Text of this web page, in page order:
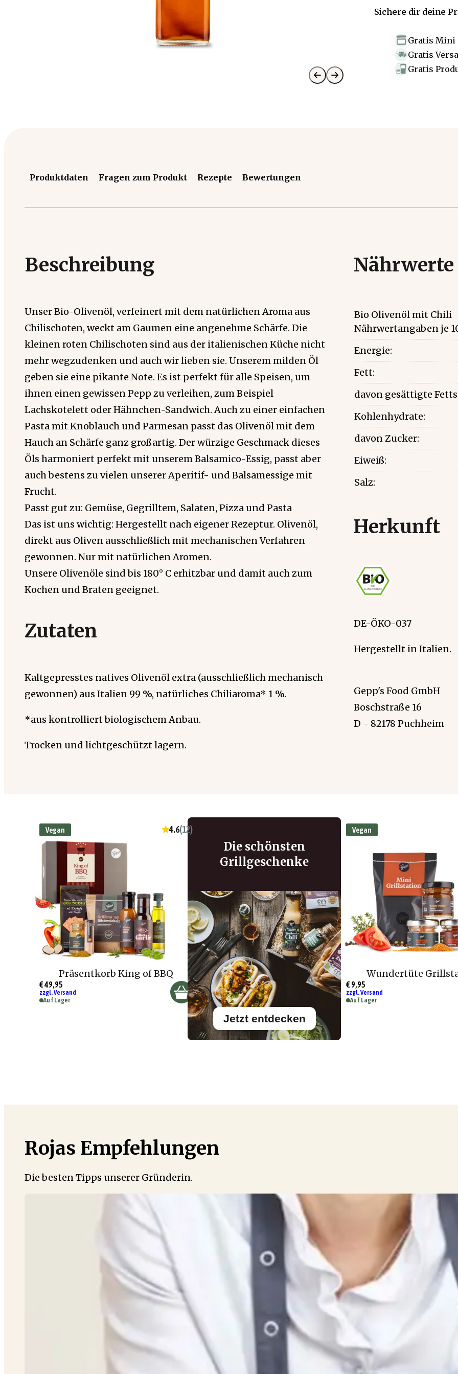
Sichere dir deine
Gratis Mini
Gratis
Gratis
Produktdaten Fragen zum Produkt Rezepte Bewertungen
Beschreibung
Unser Bio-Olivenöl, verfeinert mit dem natürlichen Aroma aus
Chilischoten, weckt am Gaumen eine angenehme Schärfe. Die
kleinen roten Chilischoten sind aus der italienischen Küche nicht
mehr wegzudenken und auch wir lieben sie. Unserem milden Öl
geben sie eine pikante Note. Es ist perfekt für alle Speisen, um
ihnen einen gewissen Pepp zu verleihen, zum Beispiel
Lachskotelett oder Hähnchen-Sandwich. Auch zu einer einfachen
Pasta mit Knoblauch und Parmesan passt das Olivenöl mit dem
Hauch an Schärfe ganz großartig. Der würzige Geschmack dieses
Öls harmoniert perfekt mit unserem Balsamico-Essig, passt aber
auch bestens zu vielen unserer Aperitif- und Balsamessige mit
Frucht.
Passt gut zu: Gemüse, Gegrilltem, Salaten, Pizza und Pasta
Das ist uns wichtig: Hergestellt nach eigener Rezeptur. Olivenöl,
direkt aus Oliven ausschließlich mit mechanischen Verfahren
gewonnen. Nur mit natürlichen Aromen.
Unsere Olivenöle sind bis 180° C erhitzbar und damit auch zum
Kochen und Braten geeignet.
Zutaten
Kaltgepresstes natives Olivenöl extra (ausschließlich mechanisch
gewonnen) aus Italien 99 %, natürliches Chiliaroma* 1 %.
*aus kontrolliert biologischem Anbau.
Trocken und lichtgeschützt lagern.
Nährwerte
Bio Olivenöl mit Chili
Nährwertangaben je
Energie:
Fett:
davon gesättigte
Kohlenhydrate:
davon Zucker:
Eiweiß:
Salz:
Herkunft
DE-ÖKO-037
Hergestellt in Italien.
Gepp's Food GmbH
Boschstraße 16
D - 82178 Puchheim
Vegan 4.6(12)
Präsentkorb King of BBQ
€ 49,95
zzgl. Versand
Auf Lager
Die schönsten
Grillgeschenke
Jetzt entdecken
Vegan
Wundertüte
€ 9,95
zzgl. Versand
Auf Lager
Rojas Empfehlungen
Die besten Tipps unserer Gründerin.